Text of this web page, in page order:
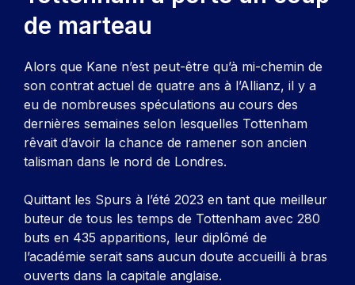
de marteau
Alors que Kane n’est peut-être qu’à mi-chemin de
son contrat actuel de quatre ans à l’Allianz, il y a
eu de nombreuses spéculations au cours des
dernières semaines selon lesquelles Tottenham
rêvait d’avoir la chance de ramener son ancien
talisman dans le nord de Londres.
Quittant les Spurs à l’été 2023 en tant que meilleur
buteur de tous les temps de Tottenham avec 280
buts en 435 apparitions, leur diplômé de
l’académie serait sans aucun doute accueilli à bras
ouverts dans la capitale anglaise.